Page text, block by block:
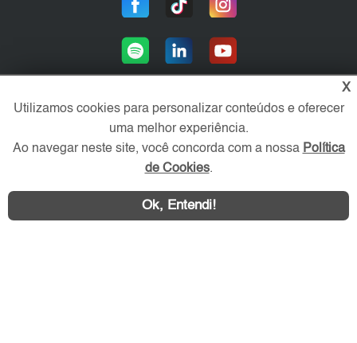
WhatsApp Contatar
Área exclusiva aos anunciantes,
acesse sua conta:
X
Utilizamos cookies para personalizar conteúdos e oferecer
uma melhor experiência.
Ao navegar neste site, você concorda com a nossa Política
de Cookies.
Ok, Entendi!